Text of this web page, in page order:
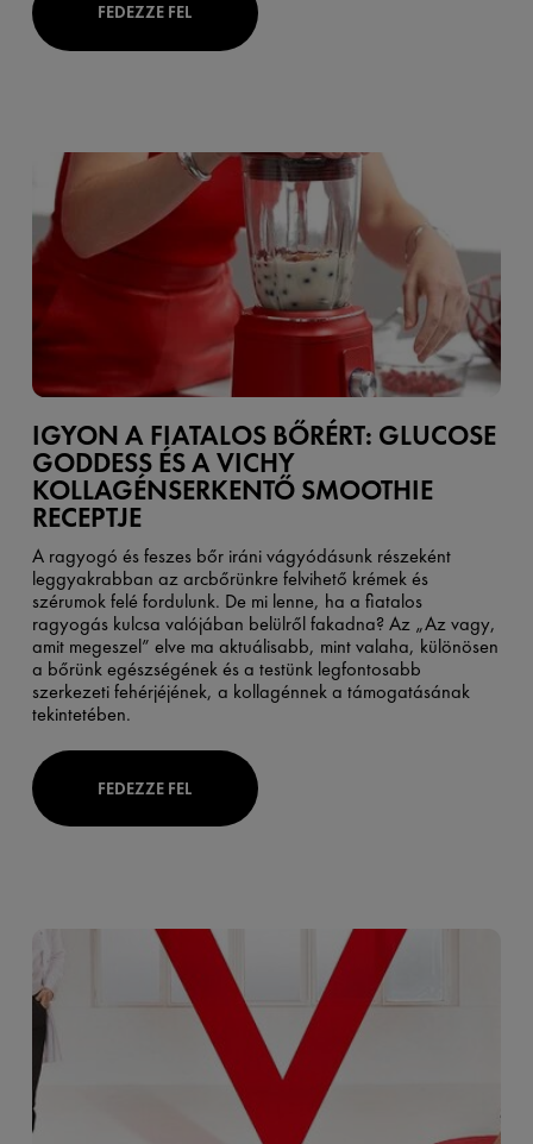
FEDEZZE FEL
IGYON A FIATALOS BŐRÉRT: GLUCOSE
GODDESS ÉS A VICHY
KOLLAGÉNSERKENTŐ SMOOTHIE
RECEPTJE
A ragyogó és feszes bőr iráni vágyódásunk részeként
leggyakrabban az arcbőrünkre felvihető krémek és
szérumok felé fordulunk. De mi lenne, ha a fiatalos
ragyogás kulcsa valójában belülről fakadna? Az „Az vagy,
amit megeszel” elve ma aktuálisabb, mint valaha, különösen
a bőrünk egészségének és a testünk legfontosabb
szerkezeti fehérjéjének, a kollagénnek a támogatásának
tekintetében.
FEDEZZE FEL